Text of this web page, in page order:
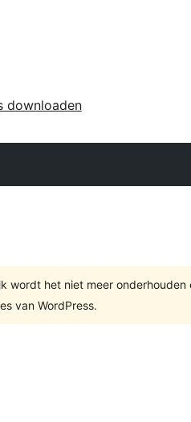
downloaden
wordt het niet meer
van WordPress.